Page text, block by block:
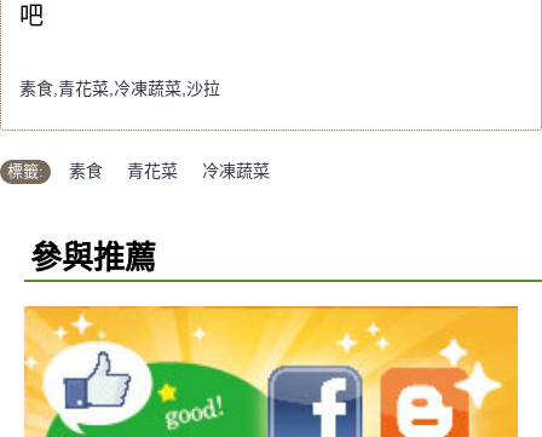
吧
素食,青花菜,冷凍蔬菜,沙拉
標籤: 素食 青花菜 冷凍蔬菜
參與推薦